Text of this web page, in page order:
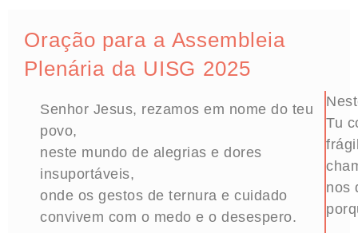
Oração para a Assembleia
Plenária da UISG 2025
Senhor Jesus, rezamos em nome do teu
povo,
neste mundo de alegrias e dores
insuportáveis,
onde os gestos de ternura e cuidado
convivem com o medo e o desespero.
Tu
nos